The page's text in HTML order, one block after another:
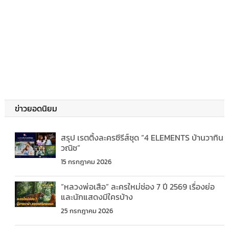
ข่าวยอดนิยม
สรุป เรตติ้งละครซีรีส์ชุด “4 ELEMENTS บ้านวาทิน
วณิช”
15 กรกฎาคม 2026
“หลวงพ่อเสือ” ละครใหม่ช่อง 7 ปี 2569 เรื่องย่อ
และนักแสดงมีใครบ้าง
25 กรกฎาคม 2026